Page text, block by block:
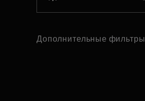
Дополнительные фильтры